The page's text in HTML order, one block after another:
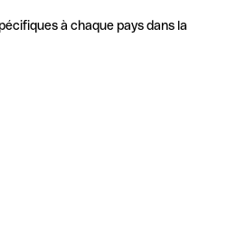
à chaque pays dans la